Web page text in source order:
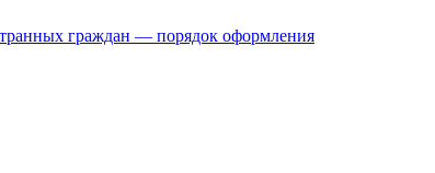
граждан — порядок оформления